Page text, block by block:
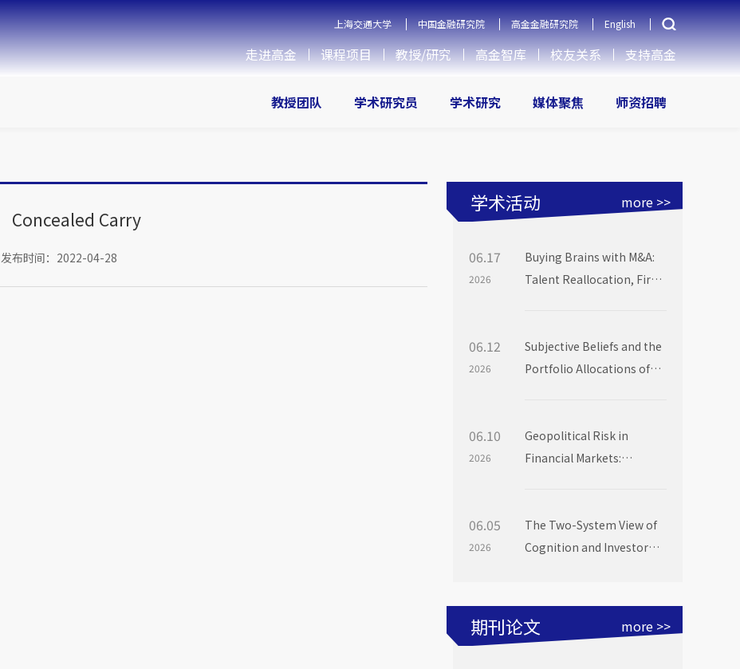
上海交通大学 中国金融研究院 高金金融研究院 English
走进高金 课程项目 教授/研究 高金智库 校友关系 支持高金
教授团队 学术研究员 学术研究 媒体聚焦 师资招聘
Concealed Carry
发布时间：2022-04-28
学术活动 more >>
06.17
2026
Buying Brains with M&A:
Talent Reallocation, Firm
06.12
2026
Subjective Beliefs and the
Portfolio Allocations of
06.10
2026
Geopolitical Risk in
Financial Markets:
06.05
2026
The Two-System View of
Cognition and Investor
期刊论文 more >>